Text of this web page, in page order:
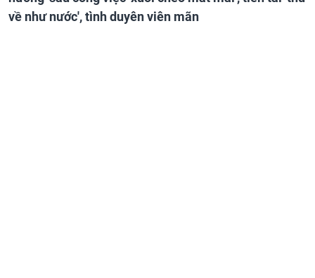
về như nước', tình duyên viên mãn